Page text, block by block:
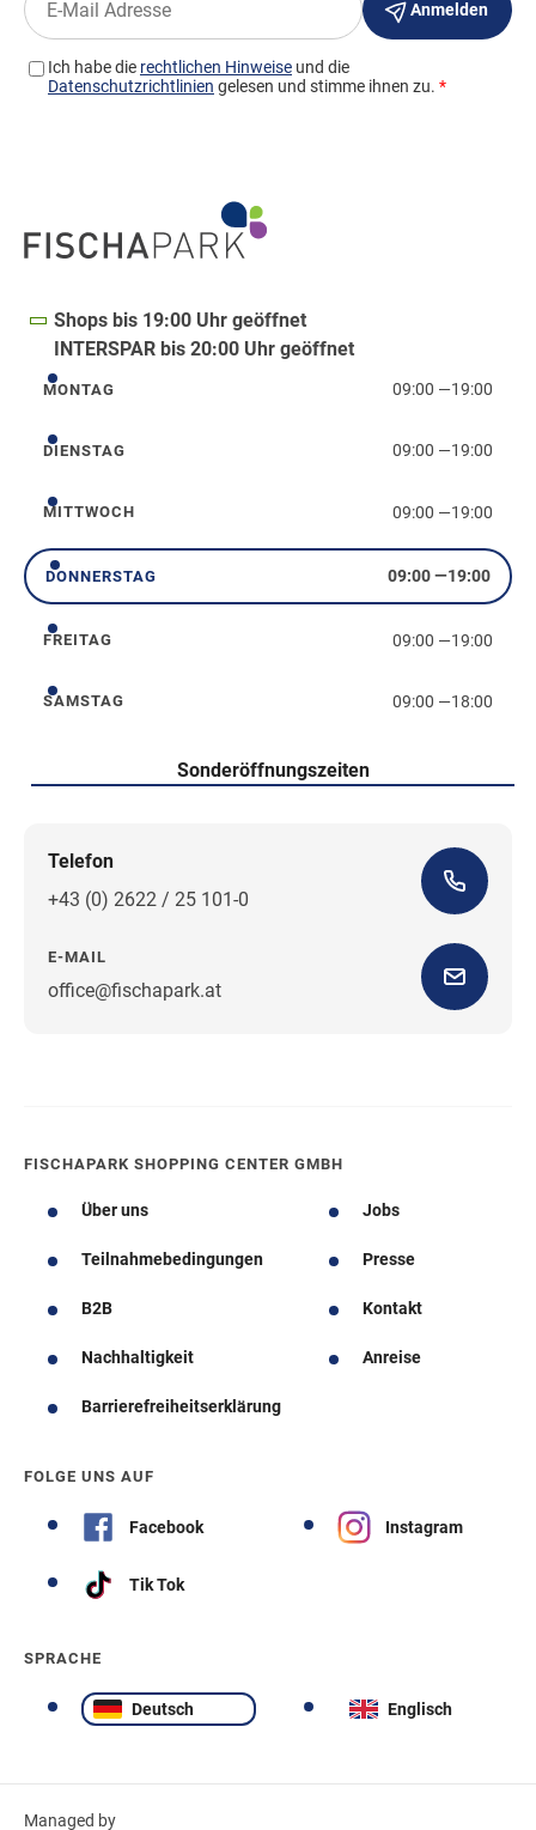
Shops bis 19:00 Uhr geöffnet
INTERSPAR bis 20:00 Uhr geöffnet
Montag
MONTAG 09:00 —19:00
Dienstag
DIENSTAG 09:00 —19:00
Mittwoch
MITTWOCH 09:00 —19:00
Donnerstag
DONNERSTAG 09:00—19:00
Freitag
FREITAG 09:00 —19:00
Samstag
SAMSTAG 09:00 —18:00
Sonderöffnungszeiten
Telefon
+43 (0) 2622 / 25 101-0
E-MAIL
office@fischapark.atWegbeschreibung
FISCHAPARK SHOPPING CENTER GMBH
Über uns Jobs
Teilnahmebedingungen Presse
B2B Kontakt
Nachhaltigkeit Anreise
Barrierefreiheitserklärung
FOLGE UNS AUF
Facebook Instagram
Tik Tok
SPRACHE
Deutsch Englisch
Managed by